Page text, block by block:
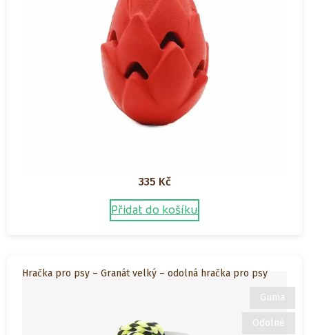
335 Kč
Přidat do košíku
Guma
Odolné
Hračka pro psy – Granát velký – odolná hračka pro psy